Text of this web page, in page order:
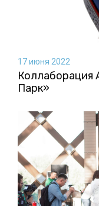
17 июня 2022
Коллаборация
Парк»